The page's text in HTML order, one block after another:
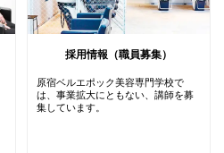
採用情報（職員募集）
原宿ベルエポック美容専門学校で
は、事業拡大にともない、講師を募
集しています。